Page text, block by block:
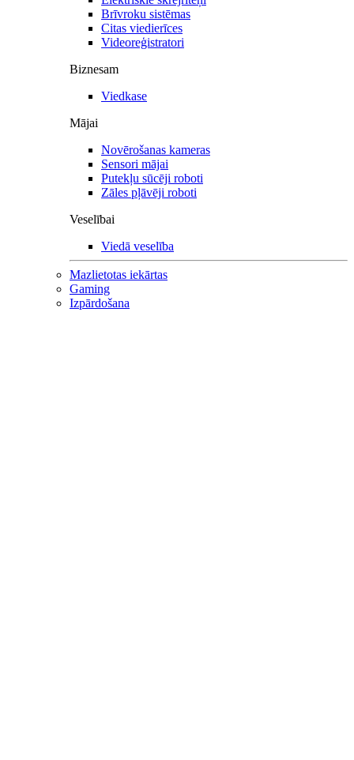
Brīvroku sistēmas
Citas viedierīces
Videoreģistratori
Biznesam
Viedkase
Mājai
Novērošanas kameras
Sensori mājai
Putekļu sūcēji roboti
Zāles pļāvēji roboti
Veselībai
Viedā veselība
Mazlietotas iekārtas
Gaming
Izpārdošana